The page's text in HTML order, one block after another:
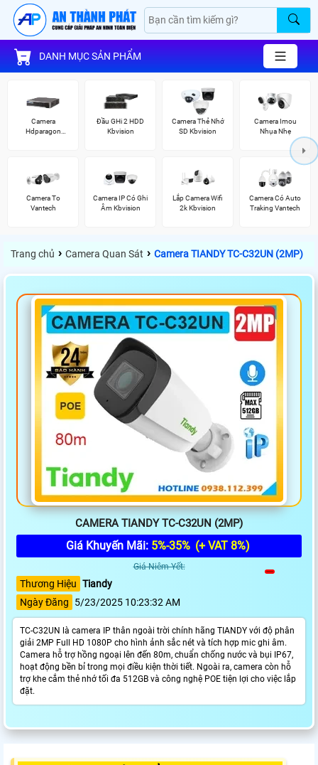
DANH MỤC SẢN PHẨM
Camera
Hdparagon
Đầu GHi 2 HDD
Kbvision
Camera Thẻ Nhớ
SD Kbvision
Camera Imou
Nhụa Nhẹ
Camera To
Vantech
Camera IP Có Ghi
Âm Kbvision
Lắp Camera Wifi
2k Kbvision
Camera Có Auto
Traking Vantech
Trang chủ › Camera Quan Sát › Camera TIANDY TC-C32UN (2MP)
CAMERA TIANDY TC-C32UN (2MP)
Giá Khuyến Mãi: 5%-35% (+ VAT 8%)
Giá Niêm Yết:
Thương Hiệu Tiandy
Ngày Đăng
5/23/2025 10:23:32 AM
TC-C32UN là camera IP thân ngoài trời chính hãng TIANDY với độ phân
giải 2MP Full HD 1080P cho hình ảnh sắc nét và tích hợp mic ghi âm.
Camera hỗ trợ hồng ngoại lên đến 80m, chuẩn chống nước và bụi IP67,
hoạt động bền bỉ trong mọi điều kiện thời tiết. Ngoài ra, camera còn hỗ
trợ khe cắm thẻ nhớ tối đa 512GB và công nghệ POE tiện lợi cho việc lắp
đặt.